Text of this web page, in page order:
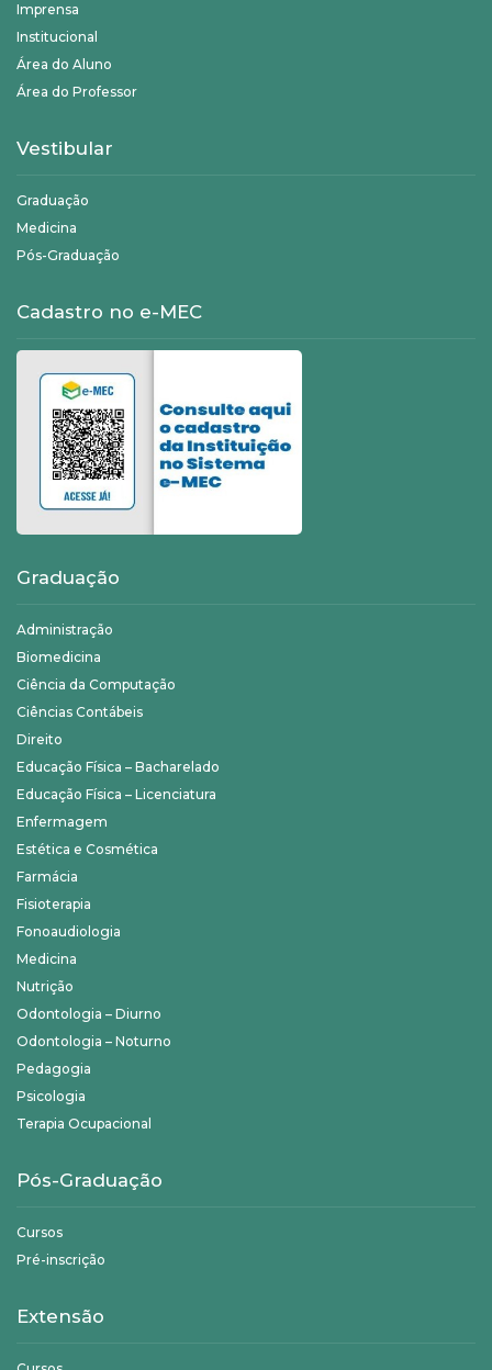
Imprensa
Institucional
Área do Aluno
Área do Professor
Vestibular
Graduação
Medicina
Pós-Graduação
Cadastro no e-MEC
Graduação
Administração
Biomedicina
Ciência da Computação
Ciências Contábeis
Direito
Educação Física – Bacharelado
Educação Física – Licenciatura
Enfermagem
Estética e Cosmética
Farmácia
Fisioterapia
Fonoaudiologia
Medicina
Nutrição
Odontologia – Diurno
Odontologia – Noturno
Pedagogia
Psicologia
Terapia Ocupacional
Pós-Graduação
Cursos
Pré-inscrição
Extensão